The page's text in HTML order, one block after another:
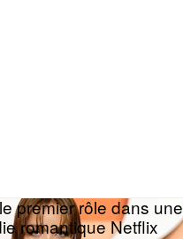
premier rôle dans une
romantique Netflix